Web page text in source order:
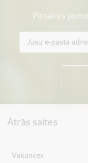
Piesakies
Ātrās saites
Vakances